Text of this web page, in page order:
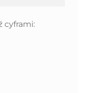
cyframi: